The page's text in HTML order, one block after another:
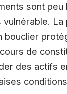
sont peu
vulnérable.
bouclier
de
des actifs